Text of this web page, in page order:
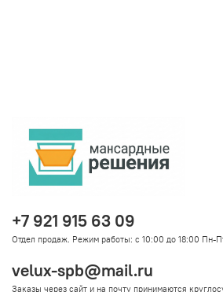
+7 921 915 63 09
Отдел продаж. Режим работы: с 10:00 до 18:00 Пн-
velux-spb@mail.ru
Заказы через сайт и на почту принимаются